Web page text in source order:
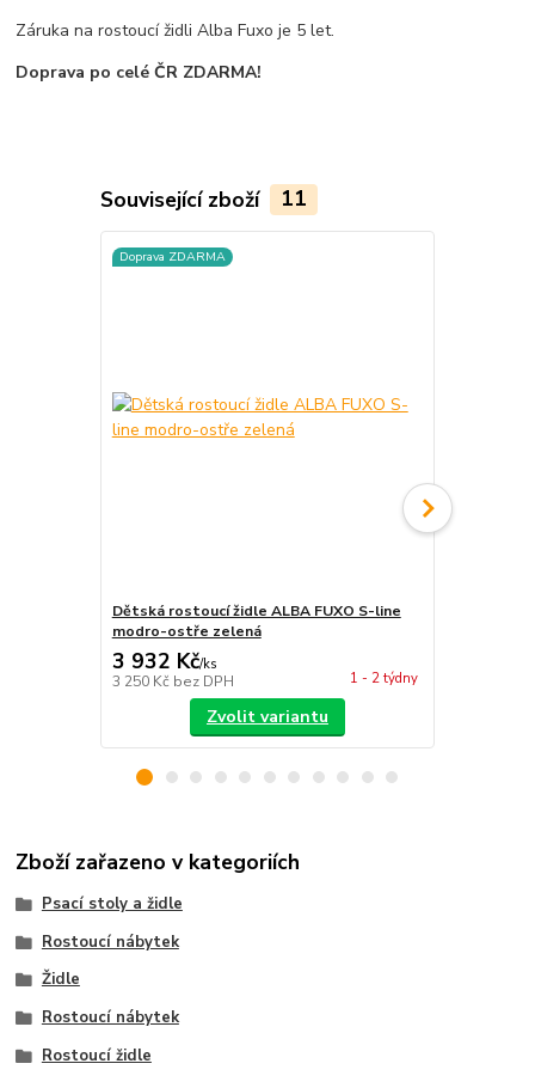
Záruka na rostoucí židli Alba Fuxo je 5 let.
Doprava po celé ČR ZDARMA!
Související zboží 11
Doprava ZDARMA
Dětská rostoucí židle ALBA FUXO S-line
modro-ostře zelená
3 932 Kč/ks
3 250 Kč bez DPH 1 - 2 týdny
Zvolit variantu
Zboží zařazeno v kategoriích
Psací stoly a židle
Rostoucí nábytek
Židle
Rostoucí nábytek
Rostoucí židle